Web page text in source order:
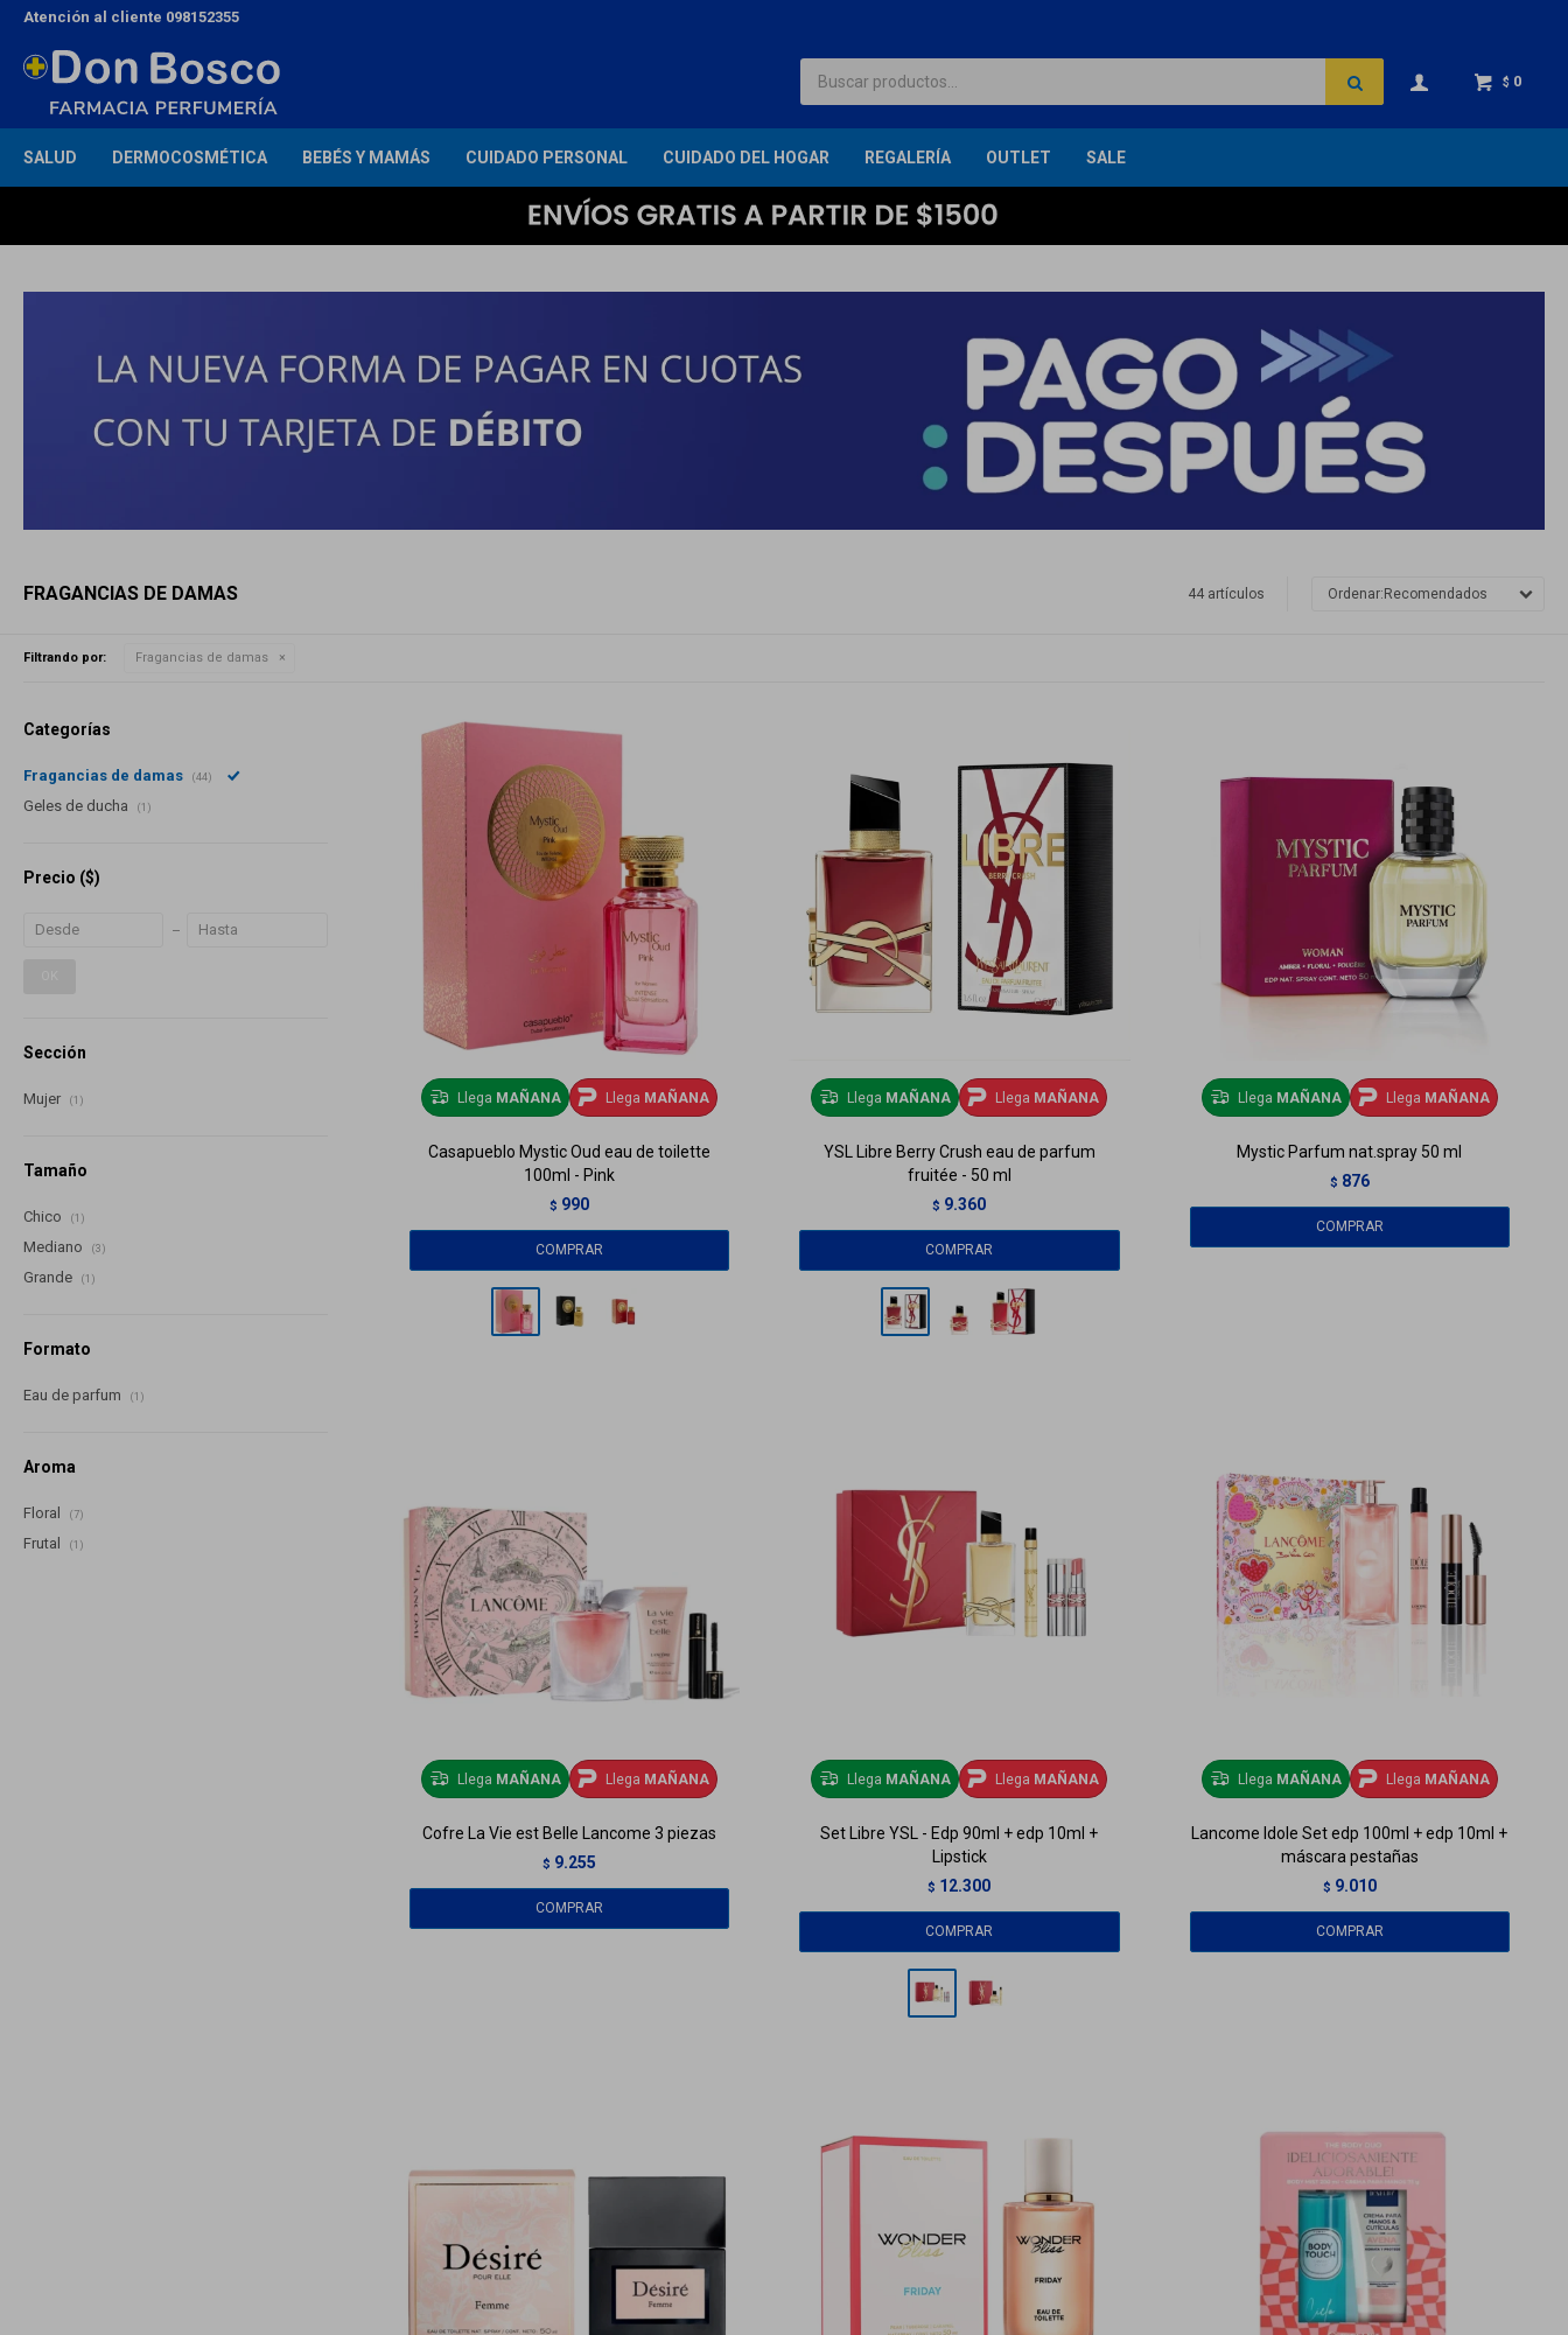
SALUD DERMOCOSMÉTICA BEBÉS Y MAMÁS CUIDADO PERSONAL CUIDADO DEL HOGAR REGALERÍA OUTLET SALE
$ 0
Atención al cliente 098152355
FRAGANCIAS DE DAMAS 44 artículos Recomendados
Filtrando por: Fragancias de damas
Llega MAÑANA Llega MAÑANA
Casapueblo Mystic Oud eau de toilette
100ml - Pink
$ 990
Llega MAÑANA Llega MAÑANA
YSL Libre Berry Crush eau de parfum
fruitée - 50 ml
$ 9.360
Llega MAÑANA Llega MAÑANA
Mystic Parfum nat.spray 50 ml
$ 876
Llega MAÑANA Llega MAÑANA
Cofre La Vie est Belle Lancome 3 piezas
$ 9.255
Llega MAÑANA Llega MAÑANA
Set Libre YSL - Edp 90ml + edp 10ml +
Lipstick
$ 12.300
Llega MAÑANA Llega MAÑANA
Lancome Idole Set edp 100ml + edp 10ml +
máscara pestañas
$ 9.010
Categorías
Fragancias de damas (44)
Geles de ducha (1)
Precio ($)
Sección
Mujer (1)
Tamaño
Chico (1)
Mediano (3)
Grande (1)
Formato
Eau de parfum (1)
Aroma
Floral (7)
Frutal (1)